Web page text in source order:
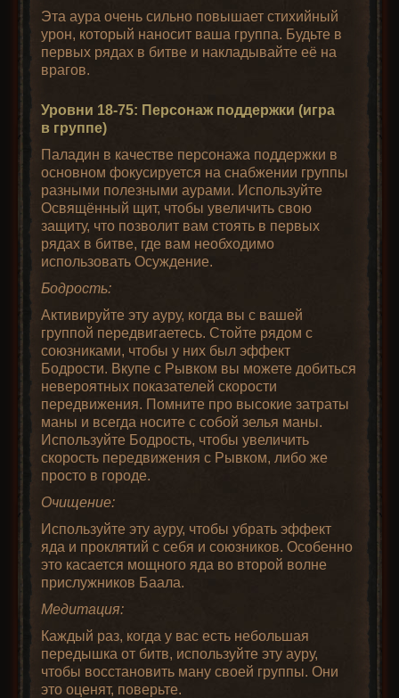
Эта аура очень сильно повышает стихийный
урон, который наносит ваша группа. Будьте в
первых рядах в битве и накладывайте её на
врагов.
Уровни 18-75: Персонаж поддержки (игра
в группе)
Паладин в качестве персонажа поддержки в
основном фокусируется на снабжении группы
разными полезными аурами. Используйте
Освящённый щит, чтобы увеличить свою
защиту, что позволит вам стоять в первых
рядах в битве, где вам необходимо
использовать Осуждение.
Бодрость:
Активируйте эту ауру, когда вы с вашей
группой передвигаетесь. Стойте рядом с
союзниками, чтобы у них был эффект
Бодрости. Вкупе с Рывком вы можете добиться
невероятных показателей скорости
передвижения. Помните про высокие затраты
маны и всегда носите с собой зелья маны.
Используйте Бодрость, чтобы увеличить
скорость передвижения с Рывком, либо же
просто в городе.
Очищение:
Используйте эту ауру, чтобы убрать эффект
яда и проклятий с себя и союзников. Особенно
это касается мощного яда во второй волне
прислужников Баала.
Медитация:
Каждый раз, когда у вас есть небольшая
передышка от битв, используйте эту ауру,
чтобы восстановить ману своей группы. Они
это оценят, поверьте.